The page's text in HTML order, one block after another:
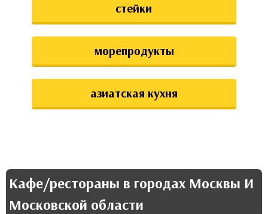
стейки
морепродукты
азиатская кухня
Кафе/рестораны в городах Москвы И
Московской области